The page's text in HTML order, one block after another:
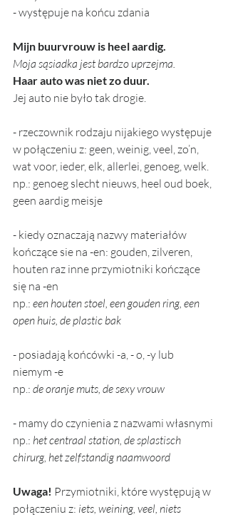
- występuje na końcu zdania
Mijn buurvrouw is heel aardig.
Moja sąsiadka jest bardzo uprzejma.
Haar auto was niet zo duur.
Jej auto nie było tak drogie.
- rzeczownik rodzaju nijakiego występuje
w połączeniu z: geen, weinig, veel, zo’n,
wat voor, ieder, elk, allerlei, genoeg, welk.
np.: genoeg slecht nieuws, heel oud boek,
geen aardig meisje
- kiedy oznaczają nazwy materiałów
kończące sie na -en: gouden, zilveren,
houten raz inne przymiotniki kończące
się na -en
np.: een houten stoel, een gouden ring, een
open huis, de plastic bak
- posiadają końcówki -a, - o, -y lub
niemym -e
np.: de oranje muts, de sexy vrouw
- mamy do czynienia z nazwami własnymi
np.: het centraal station, de splastisch
chirurg, het zelfstandig naamwoord
Uwaga! Przymiotniki, które występują w
połączeniu z: iets, weining, veel, niets